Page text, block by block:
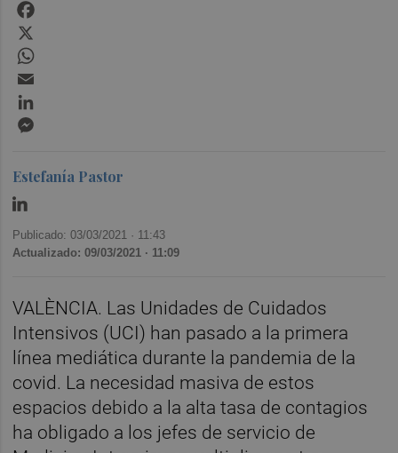
Estefanía Pastor
Publicado: 03/03/2021 · 11:43
Actualizado: 09/03/2021 · 11:09
VALÈNCIA. Las Unidades de Cuidados
Intensivos (UCI) han pasado a la primera
línea mediática durante la pandemia de la
covid. La necesidad masiva de estos
espacios debido a la alta tasa de contagios
ha obligado a los jefes de servicio de